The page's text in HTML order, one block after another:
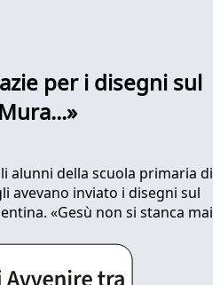
per i disegni sul
alunni della scuola primaria di
avevano inviato i disegni sul
«Gesù non si stanca mai